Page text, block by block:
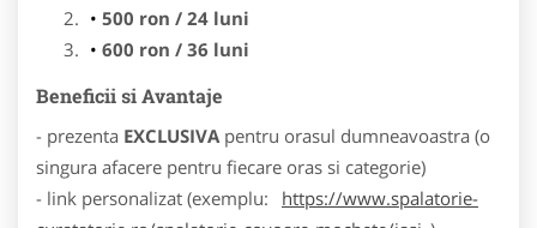
500 ron / 24 luni
600 ron / 36 luni
Beneficii si Avantaje
- prezenta EXCLUSIVA pentru orasul dumneavoastra (o
singura afacere pentru fiecare oras si categorie)
- link personalizat (exemplu:
https://www.spalatorie-